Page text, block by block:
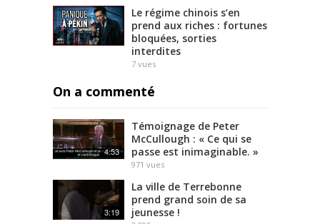
Le régime chinois s’en
prend aux riches : fortunes
bloquées, sorties
interdites
7 vues
On a commenté
4:53
Témoignage de Peter
McCullough : « Ce qui se
passe est inimaginable. »
971 vues
3:19
La ville de Terrebonne
prend grand soin de sa
jeunesse !